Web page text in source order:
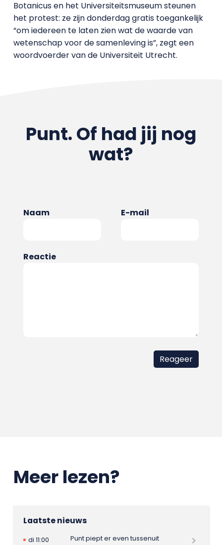
Botanicus en het Universiteitsmuseum steunen
het protest: ze zijn donderdag gratis toegankelijk
“om iedereen te laten zien wat de waarde van
wetenschap voor de samenleving is”, zegt een
woordvoerder van de Universiteit Utrecht.
Punt. Of had jij nog
wat?
Naam E-mail
Reactie
Meer lezen?
Laatste nieuws
di 11:00
Punt piept er even tussenuit